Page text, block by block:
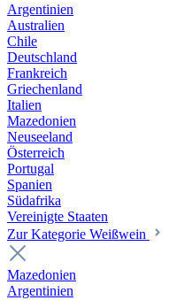
Argentinien
Australien
Chile
Deutschland
Frankreich
Griechenland
Italien
Mazedonien
Neuseeland
Österreich
Portugal
Spanien
Südafrika
Vereinigte Staaten
Zur Kategorie Weißwein
Mazedonien
Argentinien